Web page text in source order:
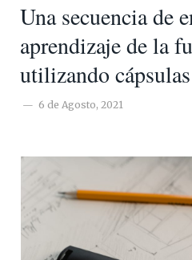
Una secuencia de
aprendizaje de la
utilizando
6 de Agosto, 2021